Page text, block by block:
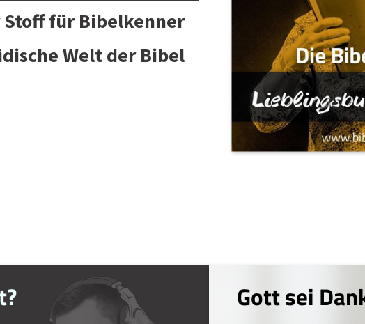
Stoff für Bibelkenner
Welt der Bibel
Gott sei